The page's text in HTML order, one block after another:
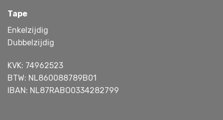
Tape
Enkelzijdig
Dubbelzijdig
KVK: 74962523
BTW: NL860088789B01
IBAN: NL87RABO0334282799